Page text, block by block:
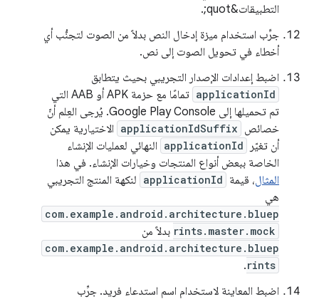
التطبيقات&quot;.
جرِّب استخدام ميزة إدخال النص بدلاً من الصوت لتجنُّب أي
أخطاء في تحويل الصوت إلى نص.
اضبط إعدادات الإصدار التجريبي بحيث يتطابق
applicationId
تمامًا مع حزمة APK أو AAB التي
تم تحميلها إلى Google Play Console. يُرجى العِلم أنّ
خصائص applicationIdSuffix الاختيارية يمكن
أن تغيّر
applicationId النهائي لعمليات الإنشاء
الخاصة ببعض أنواع المنتجات وخيارات الإنشاء. في هذا
المثال، قيمة applicationId لنكهة المنتج التجريبي
هي
com.example.android.architecture.bluep
rints.master.mock بدلاً من
com.example.android.architecture.bluep
rints
.
اضبط المعاينة لاستخدام اسم استدعاء فريد. جرِّب